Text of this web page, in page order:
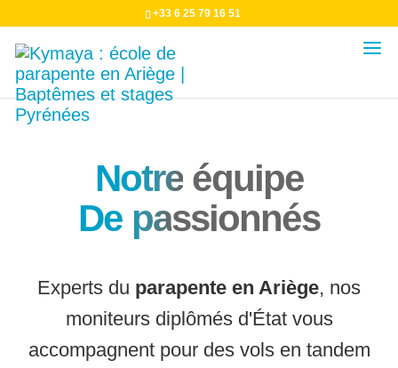
+33 6 25 79 16 51
Notre équipe
De passionnés
Experts du parapente en Ariège, nos
moniteurs diplômés d'État vous
accompagnent pour des vols en tandem